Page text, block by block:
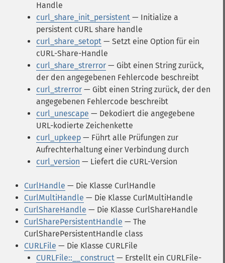
Handle
curl_share_init_persistent — Initialize a
persistent cURL share handle
curl_share_setopt — Setzt eine Option für ein
cURL-Share-Handle
curl_share_strerror — Gibt einen String zurück,
der den angegebenen Fehlercode beschreibt
curl_strerror — Gibt einen String zurück, der den
angegebenen Fehlercode beschreibt
curl_unescape — Dekodiert die angegebene
URL-kodierte Zeichenkette
curl_upkeep — Führt alle Prüfungen zur
Aufrechterhaltung einer Verbindung durch
curl_version — Liefert die cURL-Version
CurlHandle — Die Klasse CurlHandle
CurlMultiHandle — Die Klasse CurlMultiHandle
CurlShareHandle — Die Klasse CurlShareHandle
CurlSharePersistentHandle — The
CurlSharePersistentHandle class
CURLFile — Die Klasse CURLFile
CURLFile::__construct — Erstellt ein CURLFile-